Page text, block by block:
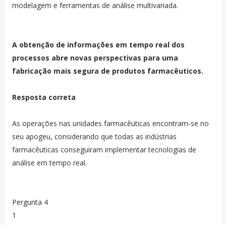
modelagem e ferramentas de análise multivariada.
A obtenção de informações em tempo real dos
processos abre novas perspectivas para uma
fabricação mais segura de produtos farmacêuticos.
Resposta correta
As operações nas unidades farmacêuticas encontram-se no
seu apogeu, considerando que todas as indústrias
farmacêuticas conseguiram implementar tecnologias de
análise em tempo real.
Pergunta 4
1